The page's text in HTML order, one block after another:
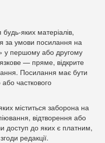
яких матеріалів,
за умови посилання на
у першому або другому
— пряме, відкрите
Посилання має бути
часткового
міститься заборона на
відтворення або
доступ до яких є платним,
редакції.